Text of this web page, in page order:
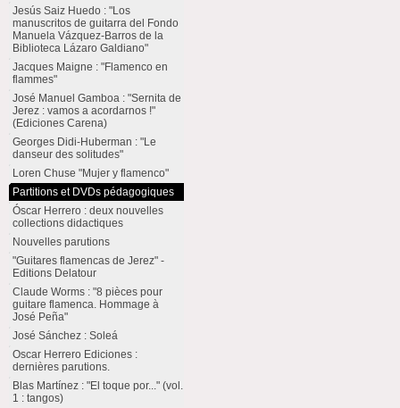
Jesús Saiz Huedo : "Los
manuscritos de guitarra del Fondo
Manuela Vázquez-Barros de la
Biblioteca Lázaro Galdiano"
Jacques Maigne : "Flamenco en
flammes"
José Manuel Gamboa : "Sernita de
Jerez : vamos a acordarnos !"
(Ediciones Carena)
Georges Didi-Huberman : "Le
danseur des solitudes"
Loren Chuse "Mujer y flamenco"
Partitions et DVDs pédagogiques
Óscar Herrero : deux nouvelles
collections didactiques
Nouvelles parutions
"Guitares flamencas de Jerez" -
Editions Delatour
Claude Worms : "8 pièces pour
guitare flamenca. Hommage à
José Peña"
José Sánchez : Soleá
Oscar Herrero Ediciones :
dernières parutions.
Blas Martínez : "El toque por..." (vol.
1 : tangos)